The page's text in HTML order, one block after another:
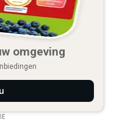
omgeving